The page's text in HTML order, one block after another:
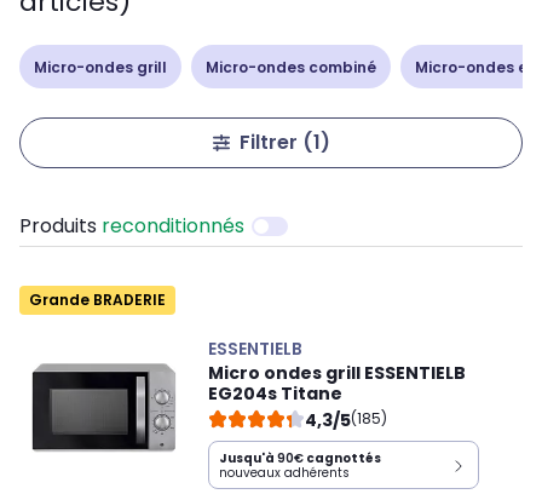
Micro-ondes grill Micro-ondes combiné Micro-ondes
Filtrer (1)
Produits reconditionnés
Grande BRADERIE
ESSENTIELB
Micro ondes grill ESSENTIELB
EG204s Titane
4,3/5(185)
Jusqu'à 90€ cagnottés
nouveaux adhérents